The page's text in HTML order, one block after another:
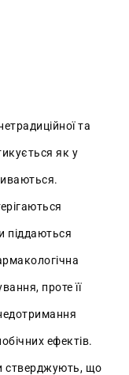
та
як у
піддаються
проте її
ефектів.
стверджують, що